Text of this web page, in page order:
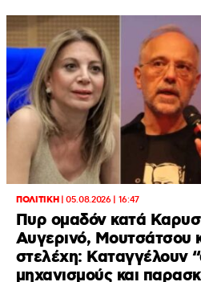
ΠΟΛΙΤΙΚΗ|05.08.2026 | 16:47
Πυρ ομαδόν κατά
Αυγερινό, Μουτσάτσου
στελέχη: Καταγγέλουν
μηχανισμούς και